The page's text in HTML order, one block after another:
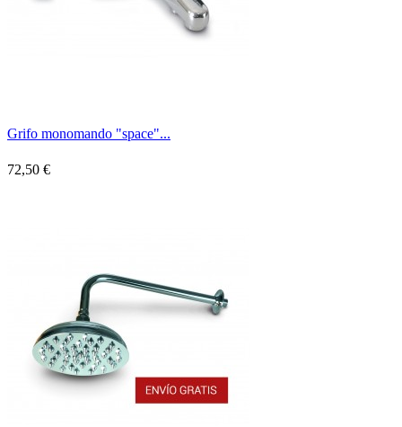
Grifo monomando "space"...
72,50 €